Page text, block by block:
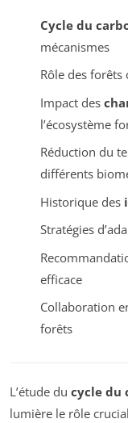
Cycle du
mécanismes
Rôle des forêts
Impact des
l’écosystème
Réduction du
différents
Historique des
Stratégies
efficace
Collaboration
forêts
L’étude du cycle du
lumière le rôle